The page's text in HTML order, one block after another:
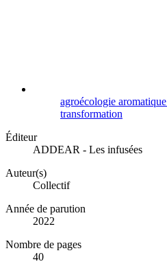
agroécologie aromatique
transformation
Éditeur
ADDEAR - Les infusées
Auteur(s)
Collectif
Année de parution
2022
Nombre de pages
40